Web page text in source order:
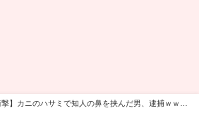
撃】カニのハサミで知人の鼻を挟んだ男、逮捕ｗｗｗ